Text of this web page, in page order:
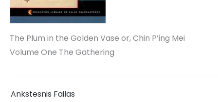
The Plum in the Golden Vase or, Chin P’ing Mei
Volume One The Gathering
Ankstesnis Failas